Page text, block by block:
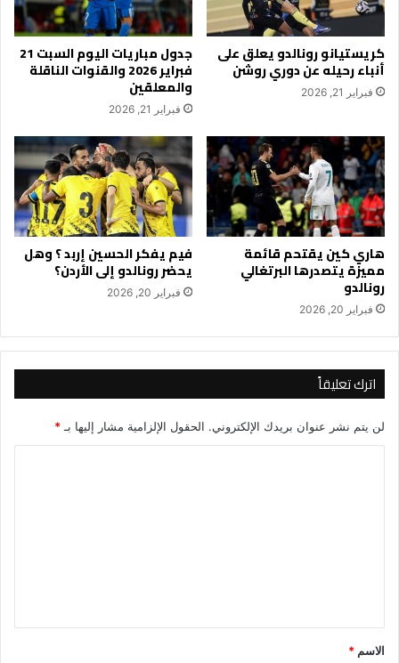
كريستيانو رونالدو يعلق على
أنباء رحيله عن دوري روشن
فبراير 21, 2026
جدول مباريات اليوم السبت 21
فبراير 2026 والقنوات الناقلة
والمعلقين
فبراير 21, 2026
هاري كين يقتحم قائمة
مميزة يتصدرها البرتغالي
رونالدو
فبراير 20, 2026
فيم يفكر الحسين إربد ؟ وهل
يحضر رونالدو إلى الأردن؟
فبراير 20, 2026
اترك تعليقاً
لن يتم نشر عنوان بريدك الإلكتروني. الحقول الإلزامية مشار إليها بـ *
*
الاسم *